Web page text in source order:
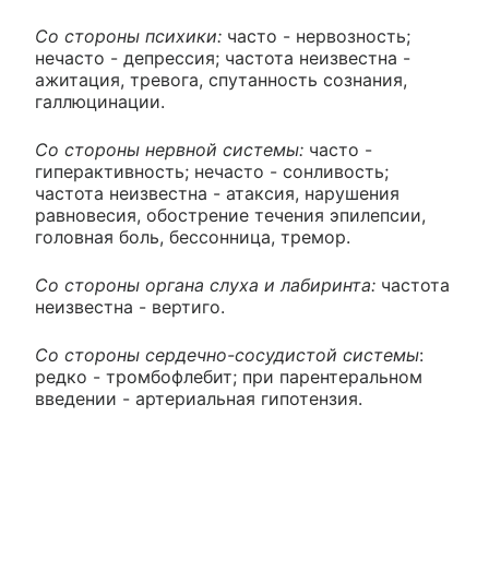
Со стороны психики: часто - нервозность;
нечасто - депрессия; частота неизвестна -
ажитация, тревога, спутанность сознания,
галлюцинации.
Со стороны нервной системы: часто -
гиперактивность; нечасто - сонливость;
частота неизвестна - атаксия, нарушения
равновесия, обострение течения эпилепсии,
головная боль, бессонница, тремор.
Со стороны органа слуха и лабиринта: частота
неизвестна - вертиго.
Со стороны сердечно-сосудистой системы:
редко - тромбофлебит; при парентеральном
введении - артериальная гипотензия.